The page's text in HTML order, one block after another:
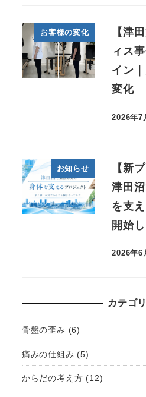
お客様の変化
【津
ィス
イン
変化
2026年7
お知らせ
【新
津田
を支
開始
2026年6
カテゴ
骨盤の歪み (6)
痛みの仕組み (5)
からだの考え方 (12)